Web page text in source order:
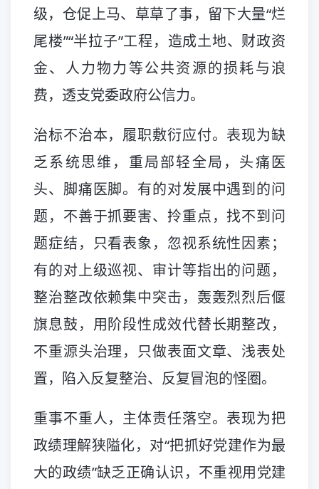
级，仓促上马、草草了事，留下大量“烂
尾楼”“半拉子”工程，造成土地、财政资
金、人力物力等公共资源的损耗与浪
费，透支党委政府公信力。
治标不治本，履职敷衍应付。表现为缺
乏系统思维，重局部轻全局，头痛医
头、脚痛医脚。有的对发展中遇到的问
题，不善于抓要害、拎重点，找不到问
题症结，只看表象，忽视系统性因素；
有的对上级巡视、审计等指出的问题，
整治整改依赖集中突击，轰轰烈烈后偃
旗息鼓，用阶段性成效代替长期整改，
不重源头治理，只做表面文章、浅表处
置，陷入反复整治、反复冒泡的怪圈。
重事不重人，主体责任落空。表现为把
政绩理解狭隘化，对“把抓好党建作为最
大的政绩”缺乏正确认识，不重视用党建